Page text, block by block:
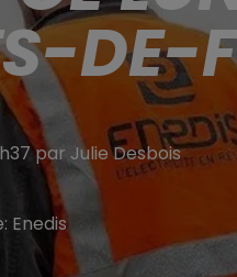
DE-
par Julie Desbois
Enedis